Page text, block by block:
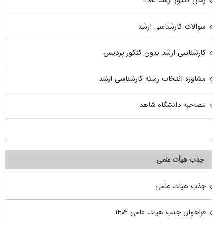
سوالات کارشناسی ارشد
کارشناسی ارشد بدون کنکور پردیس
مشاوره انتخاب رشته کارشناسی ارشد
مصاحبه دانشگاه شاهد
جذب هیأت علمی
جذب هیات علمی
فراخوان جذب هیات علمی ۱۴۰۴